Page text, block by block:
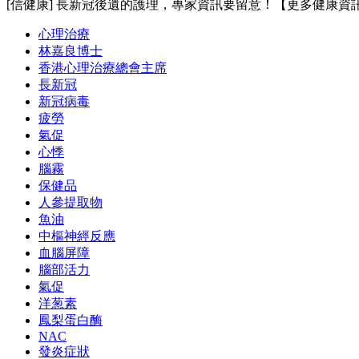
[信健康] 長新冠後遺的護理，專家資訊要留意！【更多健康資
心理治療
林嘉良博士
香港心理治療總會主席
長新冠
新冠病毒
疲勞
氣促
心悸
腦霧
保健品
人參提取物
魚油
中樞神經反應
血腦屏障
腦部活力
氣促
洋葱素
鳳梨蛋白酶
NAC
發炎症狀